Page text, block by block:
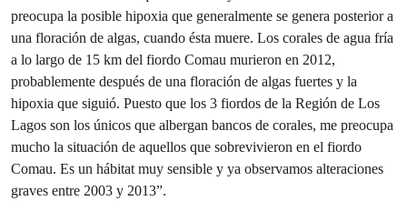
preocupa la posible hipoxia que generalmente se genera posterior a
una floración de algas, cuando ésta muere. Los corales de agua fría
a lo largo de 15 km del fiordo Comau murieron en 2012,
probablemente después de una floración de algas fuertes y la
hipoxia que siguió. Puesto que los 3 fiordos de la Región de Los
Lagos son los únicos que albergan bancos de corales, me preocupa
mucho la situación de aquellos que sobrevivieron en el fiordo
Comau. Es un hábitat muy sensible y ya observamos alteraciones
graves entre 2003 y 2013”.